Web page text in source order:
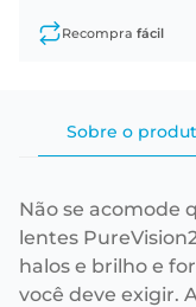
Recompra fácil
Sobre o
Não se acomode
lentes
halos e brilho e
você deve exigir.